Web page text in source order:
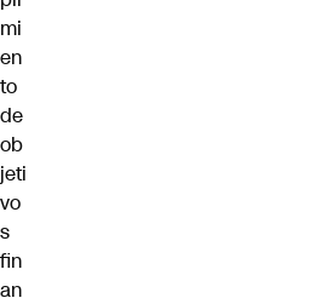
mi
en
to
de
ob
jeti
vo
s
fin
an